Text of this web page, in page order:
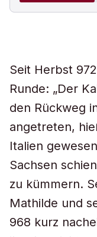
Seit Herbst
Runde: „Der
den Rückweg
angetreten,
Italien
Sachsen
zu kümmern.
Mathilde und
968 kurz